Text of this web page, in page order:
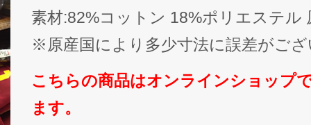
素材:82%コットン 18%ポリエステル
※原産国により多少寸法に誤差がご
こちらの商品はオンラインショップ
ます。